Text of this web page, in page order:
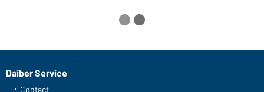
Daiber Service
Contact